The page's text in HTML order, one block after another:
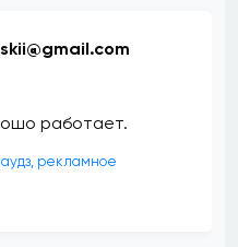
работает.
рекламное